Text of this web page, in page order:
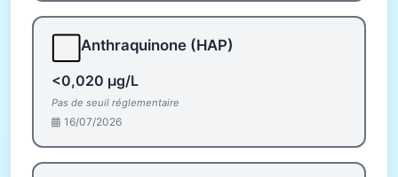
Anthraquinone (HAP)
<0,020 µg/L
Pas de seuil réglementaire
16/07/2026